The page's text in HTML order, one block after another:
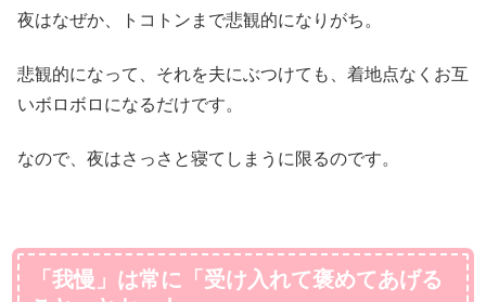
夜はなぜか、トコトンまで悲観的になりがち。
悲観的になって、それを夫にぶつけても、着地点なくお互
いボロボロになるだけです。
なので、夜はさっさと寝てしまうに限るのです。
「我慢」は常に「受け入れて褒めてあげる